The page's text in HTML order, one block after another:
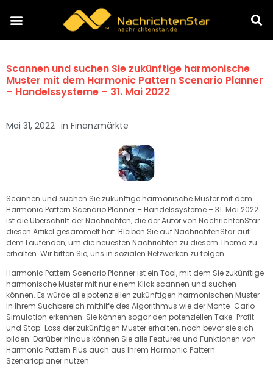
Scannen und suchen Sie zukünftige harmonische
Muster mit dem Harmonic Pattern Scenario Planner
– Handelssysteme – 31. Mai 2022
Mai 31, 2022 in Finanzmärkte
Scannen und suchen Sie zukünftige harmonische Muster mit dem
Harmonic Pattern Scenario Planner – Handelssysteme – 31. Mai 2022
ist die Überschrift der Nachrichten, die der Autor von NachrichtenStar
diesen Artikel gesammelt hat. Bleiben Sie auf NachrichtenStar auf
dem Laufenden, um die neuesten Nachrichten zu diesem Thema zu
erhalten. Wir bitten Sie, uns in sozialen Netzwerken zu folgen.
Harmonic Pattern Scenario Planner ist ein Tool, mit dem Sie zukünftige
harmonische Muster mit nur einem Klick scannen und suchen
können. Es würde alle potenziellen zukünftigen harmonischen Muster
in Ihrem Suchbereich mithilfe des Algorithmus wie der Monte-Carlo-
Simulation erkennen. Sie können sogar den potenziellen Take-Profit
und Stop-Loss der zukünftigen Muster erhalten, noch bevor sie sich
bilden. Darüber hinaus können Sie alle Features und Funktionen von
Harmonic Pattern Plus auch aus Ihrem Harmonic Pattern
Szenarioplaner nutzen.